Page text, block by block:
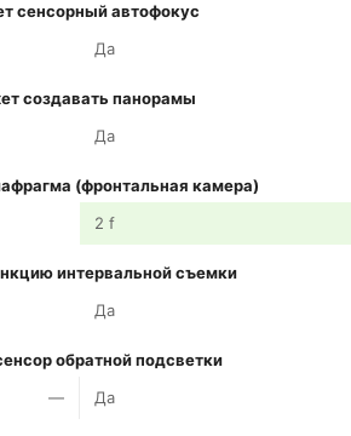
сенсорный автофокус
Да
создавать панорамы
Да
(фронтальная камера)
2 f
интервальной съемки
Да
обратной подсветки
—
Да